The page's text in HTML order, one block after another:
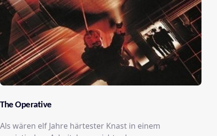
The Operative
Als wären elf Jahre härtester Knast in einem